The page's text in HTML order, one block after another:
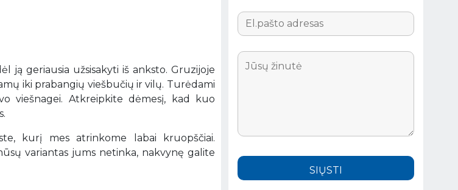
ją geriausia užsisakyti iš anksto. Gruzijoje
iki prabangių viešbučių ir vilų. Turėdami
viešnagei. Atkreipkite dėmesį, kad kuo
kurį mes atrinkome labai kruopščiai.
variantas jums netinka, nakvynę galite